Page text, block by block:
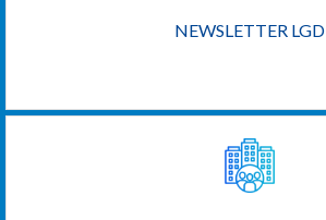
NEWSLETTER LGD